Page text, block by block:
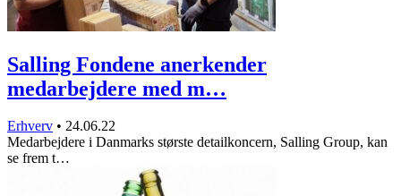
Salling Fondene anerkender
medarbejdere med m…
Erhverv • 24.06.22
Medarbejdere i Danmarks største detailkoncern, Salling Group, kan
se frem t…